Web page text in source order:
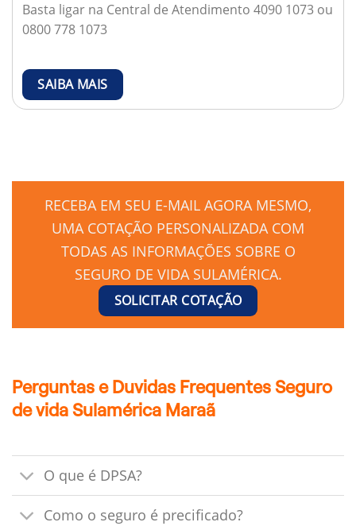
Basta ligar na Central de Atendimento 4090 1073 ou
0800 778 1073
SAIBA MAIS
RECEBA EM SEU E-MAIL AGORA MESMO,
UMA COTAÇÃO PERSONALIZADA COM
TODAS AS INFORMAÇÕES SOBRE O
SEGURO DE VIDA SULAMÉRICA.
SOLICITAR COTAÇÃO
Perguntas e Duvidas Frequentes Seguro
de vida Sulamérica Maraã
O que é DPSA?
Como o seguro é precificado?